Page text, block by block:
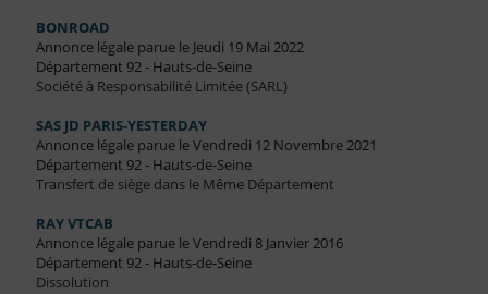
BONROAD
Annonce légale parue le Jeudi 19 Mai 2022
Département 92 - Hauts-de-Seine
Société à Responsabilité Limitée (SARL)
SAS JD PARIS-YESTERDAY
Annonce légale parue le Vendredi 12 Novembre 2021
Département 92 - Hauts-de-Seine
Transfert de siège dans le Même Département
RAY VTCAB
Annonce légale parue le Vendredi 8 Janvier 2016
Département 92 - Hauts-de-Seine
Dissolution